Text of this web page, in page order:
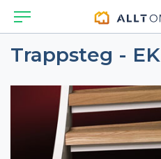
Trappsteg - EK